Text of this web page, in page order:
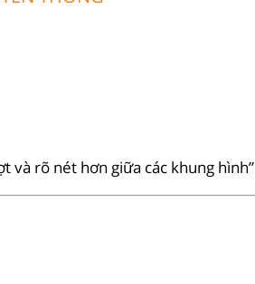
và rõ nét hơn giữa các khung hình”